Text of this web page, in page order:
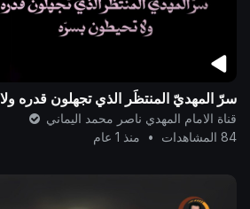
سرّ المهديّ المنتظَر الذي تجهلون قدره
قناة الامام المهدي ناصر محمد اليماني
84 المشاهدات
• منذ 1 عام